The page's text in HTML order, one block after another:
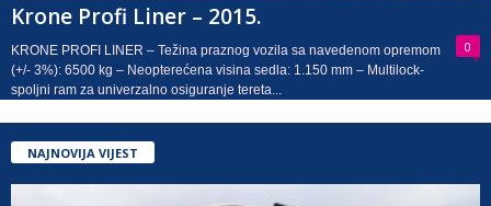
Krone Profi Liner – 2015.
0
KRONE PROFI LINER – Težina praznog vozila sa navedenom opremom
(+/- 3%): 6500 kg – Neopterećena visina sedla: 1.150 mm – Multilock-
spoljni ram za univerzalno osiguranje tereta...
NAJNOVIJA VIJEST